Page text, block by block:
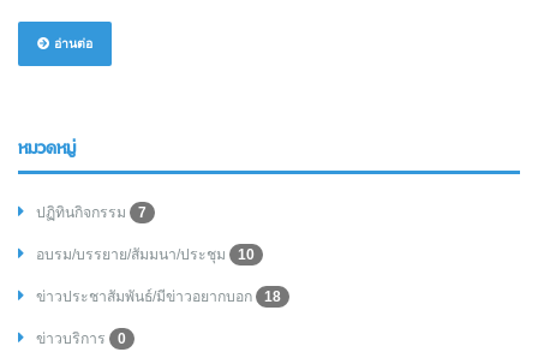
อ่านต่อ
หมวดหมู่
ปฏิทินกิจกรรม 7
อบรม/บรรยาย/สัมมนา/ประชุม 10
ข่าวประชาสัมพันธ์/มีข่าวอยากบอก 18
ข่าวบริการ 0